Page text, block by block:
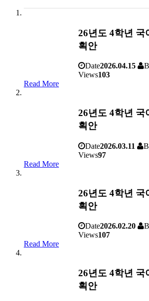
26년도 4학년 국
획안
Date2026.04.15
Views103
Read More
26년도 4학년 국
획안
Date2026.03.11
Views97
Read More
26년도 4학년 국
획안
Date2026.02.20
Views107
Read More
26년도 4학년 국
획안